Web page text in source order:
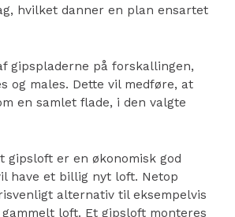
hvilket danner en plan ensartet
gipspladerne på forskallingen,
og males. Dette vil medføre, at
en samlet flade, i den valgte
gipsloft er en økonomisk god
have et billig nyt loft. Netop
alternativ til eksempelvis
loft. Et gipsloft monteres